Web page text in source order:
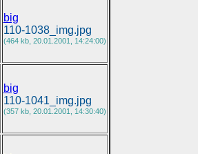
big
110-1038_img.jpg
(464 kb, 20.01.2001, 14:24:00)
big
110-1041_img.jpg
(357 kb, 20.01.2001, 14:30:40)